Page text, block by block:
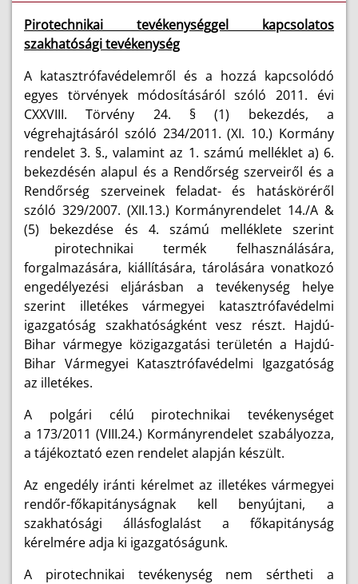
Pirotechnikai tevékenységgel kapcsolatos
szakhatósági tevékenység
A katasztrófavédelemről és a hozzá kapcsolódó
egyes törvények módosításáról szóló 2011. évi
CXXVIII. Törvény 24. § (1) bekezdés, a
végrehajtásáról szóló 234/2011. (XI. 10.) Kormány
rendelet 3. §., valamint az 1. számú melléklet a) 6.
bekezdésén alapul és a Rendőrség szerveiről és a
Rendőrség szerveinek feladat- és hatásköréről
szóló 329/2007. (XII.13.) Kormányrendelet 14./A &
(5) bekezdése és 4. számú melléklete szerint
pirotechnikai termék felhasználására,
forgalmazására, kiállítására, tárolására vonatkozó
engedélyezési eljárásban a tevékenység helye
szerint illetékes vármegyei katasztrófavédelmi
igazgatóság szakhatóságként vesz részt. Hajdú-
Bihar vármegye közigazgatási területén a Hajdú-
Bihar Vármegyei Katasztrófavédelmi Igazgatóság
az illetékes.
A polgári célú pirotechnikai tevékenységet
a 173/2011 (VIII.24.) Kormányrendelet szabályozza,
a tájékoztató ezen rendelet alapján készült.
Az engedély iránti kérelmet az illetékes vármegyei
rendőr-főkapitányságnak kell benyújtani, a
szakhatósági állásfoglalást a főkapitányság
kérelmére adja ki igazgatóságunk.
A pirotechnikai tevékenység nem sértheti a